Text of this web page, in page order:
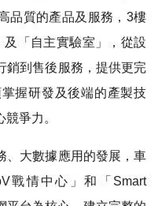
品質的產品及服務，3樓
「自主實驗室」，從設
銷到售後服務，提供更完
握研發及後端的產製技
爭力。
、大數據應用的發展，車
戰情中心」和「Smart